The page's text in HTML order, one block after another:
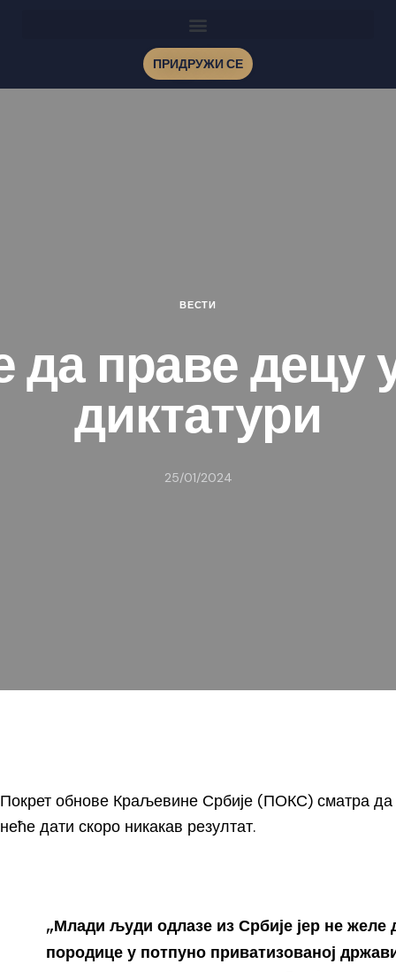
ПРИДРУЖИ СЕ
ВЕСТИ
праве децу
диктатури
25/01/2024
Покрет обнове Краљевине Србије (ПОКС) сматра
неће дати скоро никакав резултат.
„Млади људи одлазе из Србије јер не желе
породице у потпуно приватизованој држави